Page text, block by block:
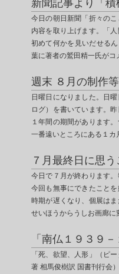
新聞記事より「積
今日の朝日新聞「折々の
内容を取り上げます。「
初めて何かを見いだせる
葉に著者の鷲田精一氏がコ
週末 ８月の制作
日曜日になりました。日
ログ）を書いています。
１年間の期間があります
一番遠いところにある１
７月最終日に思う
今日で７月が終わります
今回も無事にできたこと
時期が遅くなり、個展は
せいほうからうしお画廊
「南仏１９３９
「死、欲望、人形」（ピ
著 相馬俊樹訳 国書刊行会